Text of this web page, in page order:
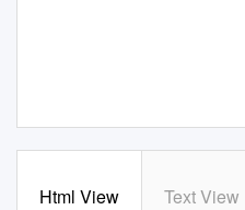
Html View Text View